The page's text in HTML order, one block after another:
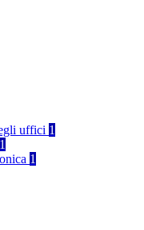
uffici 1
1
1